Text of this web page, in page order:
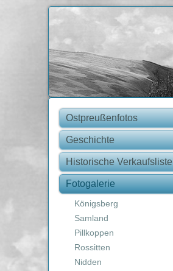
Ostpreußenfotos
Geschichte
Historische Verkaufsliste
Fotogalerie
Königsberg
Samland
Pillkoppen
Rossitten
Nidden